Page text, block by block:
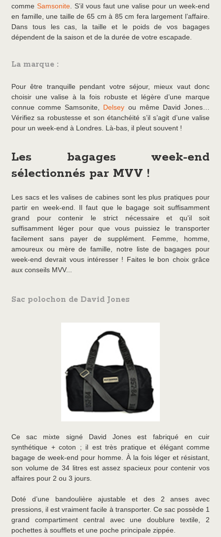
comme Samsonite . S’il vous faut une valise pour un week-end
en famille, une taille de 65 cm à 85 cm fera largement l’affaire.
Dans tous les cas, la taille et le poids de vos bagages
dépendent de la saison et de la durée de votre escapade.
La marque :
Pour être tranquille pendant votre séjour, mieux vaut donc
choisir une valise à la fois robuste et légère d’une marque
connue comme Samsonite, Delsey ou même David Jones…
Vérifiez sa robustesse et son étanchéité s’il s’agit d’une valise
pour un week-end à Londres. Là-bas, il pleut souvent !
Les bagages week-end
sélectionnés par MVV !
Les sacs et les valises de cabines sont les plus pratiques pour
partir en week-end. Il faut que le bagage soit suffisamment
grand pour contenir le strict nécessaire et qu'il soit
suffisamment léger pour que vous puissiez le transporter
facilement sans payer de supplément. Femme, homme,
amoureux ou mère de famille, notre liste de bagages pour
week-end devrait vous intéresser ! Faites le bon choix grâce
aux conseils MVV...
Sac polochon de David Jones
Ce sac mixte signé David Jones est fabriqué en cuir
synthétique + coton ; il est très pratique et élégant comme
bagage de week-end pour homme. À la fois léger et résistant,
son volume de 34 litres est assez spacieux pour contenir vos
affaires pour 2 ou 3 jours.
Doté d’une bandoulière ajustable et des 2 anses avec
pressions, il est vraiment facile à transporter. Ce sac possède 1
grand compartiment central avec une doublure textile, 2
pochettes à soufflets et une poche principale zippée.